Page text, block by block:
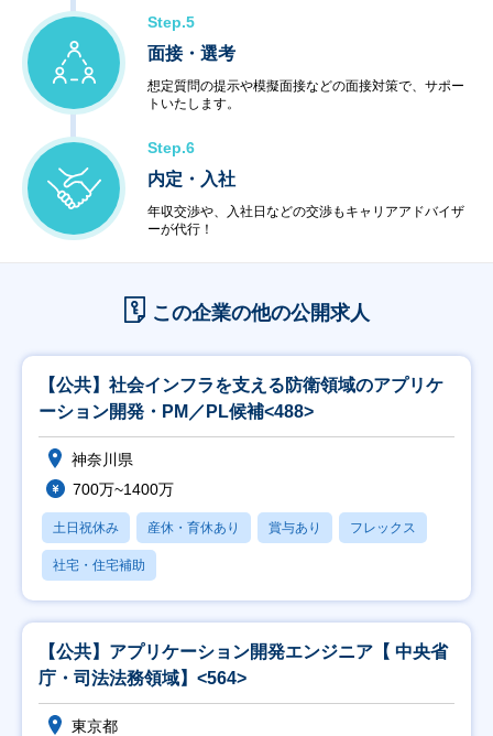
Step.5
面接・選考
想定質問の提示や模擬面接などの面接対策で、サポー
トいたします。
Step.6
内定・入社
年収交渉や、入社日などの交渉もキャリアアドバイザ
ーが代行！
この企業の他の公開求人
【公共】社会インフラを支える防衛領域のアプリケ
ーション開発・PM／PL候補<488>
神奈川県
700万~1400万
土日祝休み 産休・育休あり 賞与あり フレックス
社宅・住宅補助
【公共】アプリケーション開発エンジニア【 中央省
庁・司法法務領域】<564>
東京都